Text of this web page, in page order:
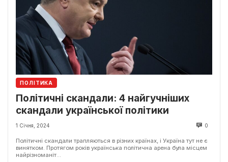
ПОЛІТИКА
Політичні скандали: 4 найгучніших
скандали української політики
1 Січня, 2024 0
Політичні скандали трапляються в різних країнах, і Україна тут не є
винятком. Протягом років українська політична арена була місцем
найрізноманіт...